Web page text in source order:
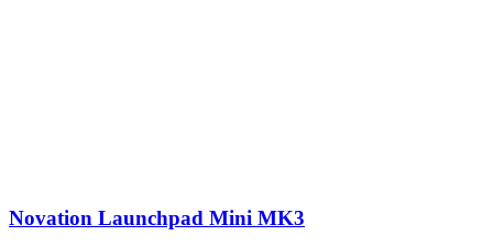
Novation Launchpad Mini MK3